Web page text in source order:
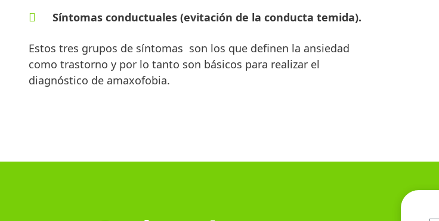
Síntomas conductuales (evitación de la conducta temida).
Estos tres grupos de síntomas son los que definen la ansiedad
como trastorno y por lo tanto son básicos para realizar el
diagnóstico de amaxofobia.